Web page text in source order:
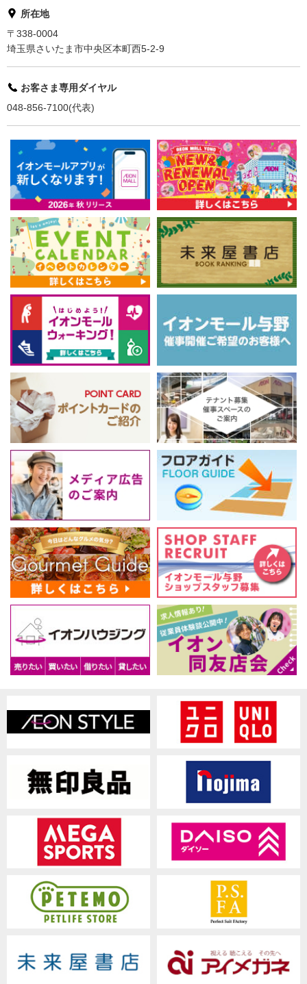
所在地
〒338-0004
埼玉県さいたま市中央区本町西5-2-9
お客さま専用ダイヤル
048-856-7100(代表)